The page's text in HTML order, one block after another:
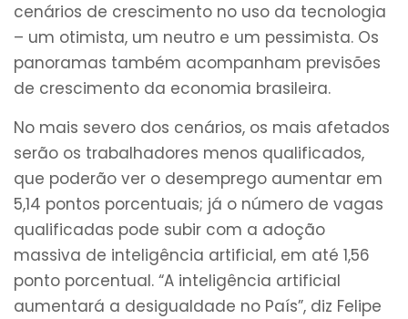
cenários de crescimento no uso da tecnologia
– um otimista, um neutro e um pessimista. Os
panoramas também acompanham previsões
de crescimento da economia brasileira.
No mais severo dos cenários, os mais afetados
serão os trabalhadores menos qualificados,
que poderão ver o desemprego aumentar em
5,14 pontos porcentuais; já o número de vagas
qualificadas pode subir com a adoção
massiva de inteligência artificial, em até 1,56
ponto porcentual. “A inteligência artificial
aumentará a desigualdade no País”, diz Felipe